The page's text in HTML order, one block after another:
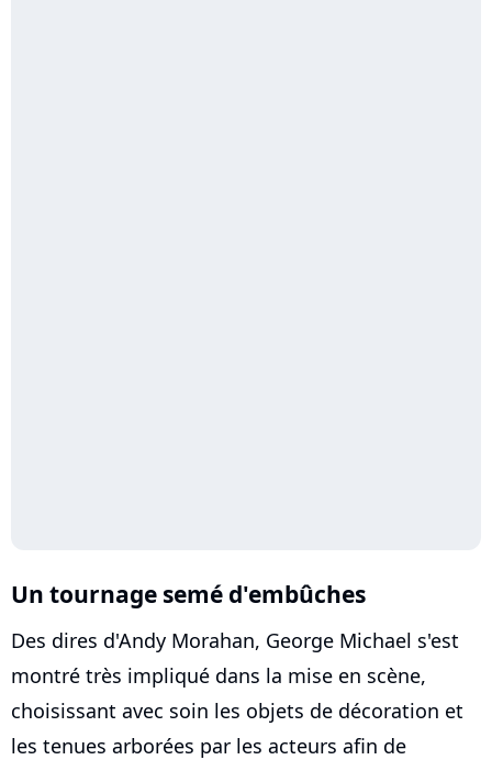
Un tournage semé d'embûches
Des dires d'Andy Morahan, George Michael s'est
montré très impliqué dans la mise en scène,
choisissant avec soin les objets de décoration et
les tenues arborées par les acteurs afin de